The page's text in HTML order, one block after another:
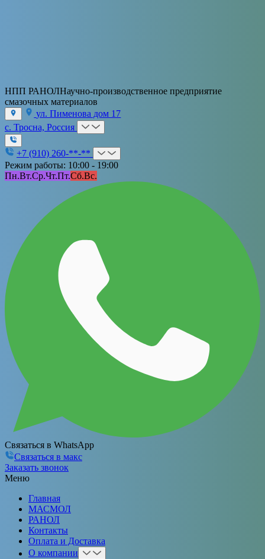
НПП РАНОЛНаучно-производственное предприятие
смазочных материалов
ул. Пименова дом 17
с. Тросна, Россия
+7 (910) 260-**-**
Режим работы: 10:00 - 19:00
Пн.Вт.Ср.Чт.Пт.Сб.Вс.
Связаться в WhatsApp
Связаться в макс
Заказать звонок
Меню
Главная
МАСМОЛ
РАНОЛ
Контакты
Оплата и Доставка
О компании